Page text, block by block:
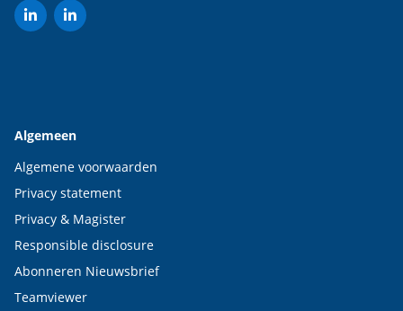
Algemeen
Algemene voorwaarden
Privacy statement
Privacy & Magister
Responsible disclosure
Abonneren Nieuwsbrief
Teamviewer